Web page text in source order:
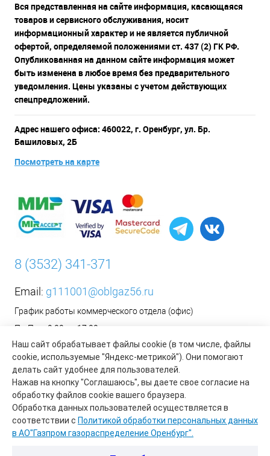
Наш сайт обрабатывает файлы cookie (в том числе, файлы
cookie, используемые "Яндекс-метрикой"). Они помогают
делать сайт удобнее для пользователей.
Нажав на кнопку "Соглашаюсь", вы даете свое согласие на
обработку файлов cookie вашего браузера.
Обработка данных пользователей осуществляется в
соответствии с Политикой обработки персональных данных
в АО"Газпром газораспределение Оренбург".
Вся представленная на сайте информация, касающаяся
товаров и сервисного обслуживания, носит
информационный характер и не является публичной
офертой, определяемой положениями ст. 437 (2) ГК РФ.
Опубликованная на данном сайте информация может
быть изменена в любое время без предварительного
уведомления. Цены указаны с учетом действующих
спецпредложений.
Адрес нашего офиса: 460022, г. Оренбург, ул. Бр.
Башиловых, 2Б
Посмотреть на карте
8 (3532) 341-371
Email: g111001@oblgaz56.ru
График работы коммерческого отдела (офис)
Пн-Пт: с 9:00 до 17:00
Сб-Вс: Выходной
__________________________________________
Оформить заявку на установку бытового газового
оборудования возможно на сайте организации АО «Газпром
газораспределение Оренбург»:https://www.oblgaz56.ru/